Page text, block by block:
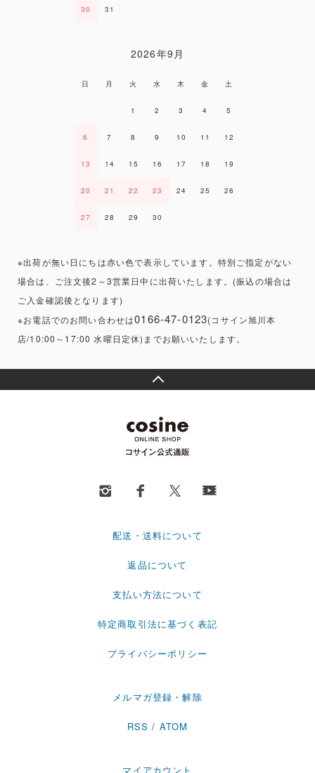
30 31
2026年9月
日 月 火 水 木 金 土
1 2 3 4 5
6 7 8 9 10 11 12
13 14 15 16 17 18 19
20 21 22 23 24 25 26
27 28 29 30
※出荷が無い日にちは赤い色で表示しています。特別ご指定がない
場合は、ご注文後2～3営業日中に出荷いたします。(振込の場合は
ご入金確認後となります)
※お電話でのお問い合わせは0166-47-0123(コサイン旭川本
店/10:00～17:00 水曜日定休)までお願いいたします。
配送・送料について
返品について
支払い方法について
特定商取引法に基づく表記
プライバシーポリシー
メルマガ登録・解除
RSS / ATOM
マイアカウント